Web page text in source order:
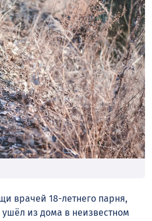
врачей 18-летнего парня,
из дома в неизвестном